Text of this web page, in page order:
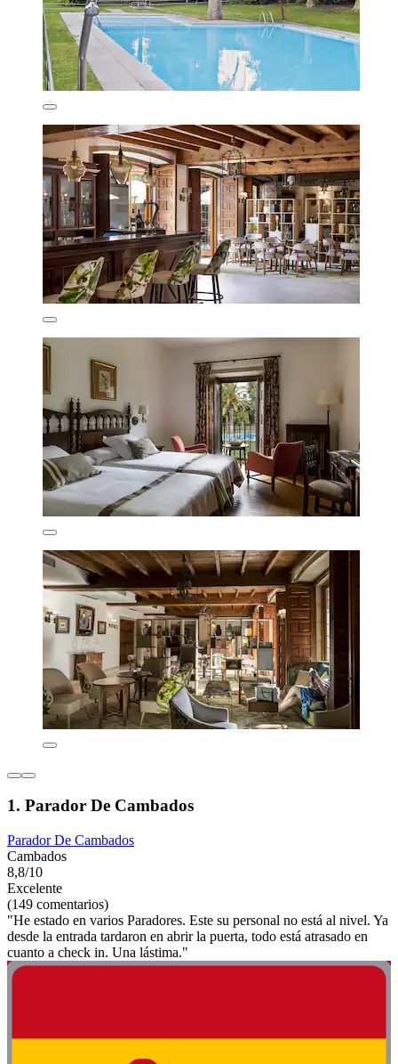
1. Parador De Cambados
Parador De Cambados
Cambados
8,8/10
Excelente
(149 comentarios)
"He estado en varios Paradores. Este su personal no está al nivel. Ya
desde la entrada tardaron en abrir la puerta, todo está atrasado en
cuanto a check in. Una lástima."